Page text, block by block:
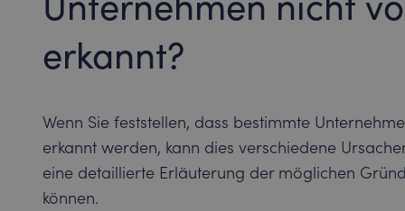
erkannt?
Wenn Sie feststellen, dass bestimmte
erkannt werden, kann dies verschiedene
eine detaillierte Erläuterung der möglichen
können.